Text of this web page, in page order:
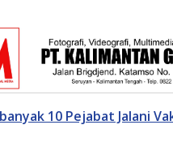
10 Pejabat Jalani